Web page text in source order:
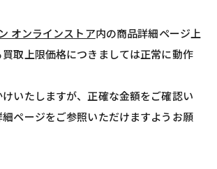
オンラインストア内の商品詳細ページ上
取上限価格につきましては正常に動作
いたしますが、正確な金額をご確認い
ページをご参照いただけますようお願